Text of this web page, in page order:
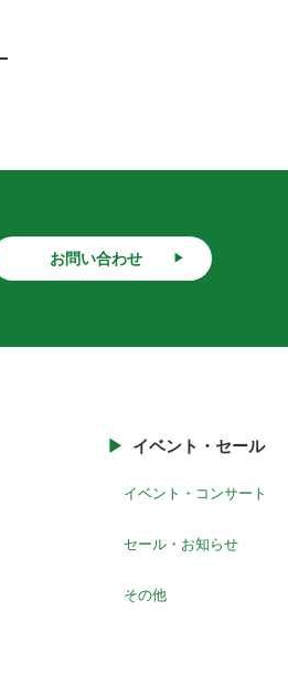
お問い合わせ
イベント・セール
イベント・コンサート
セール・お知らせ
その他